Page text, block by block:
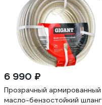
6 990 ₽
Прозрачный армированный
масло-бензостойкий шланг